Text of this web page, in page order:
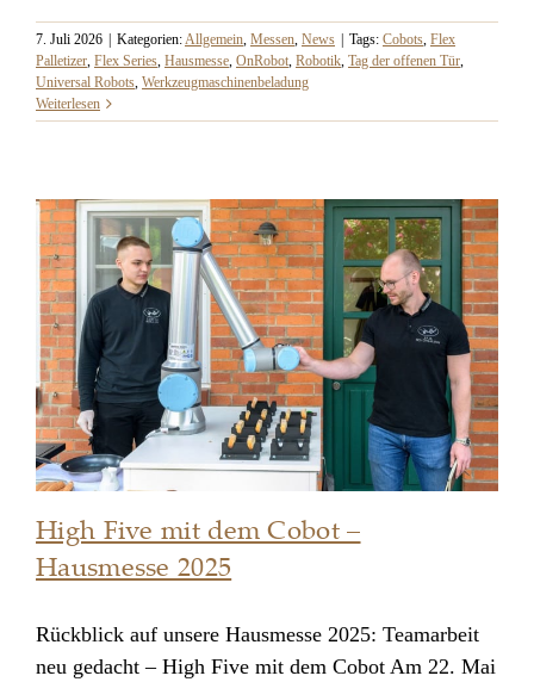
7. Juli 2026 Kategorien:Allgemein, Messen, News Tags: Cobots, Flex
Palletizer, Flex Series, Hausmesse, OnRobot, Robotik, Tag der offenen Tür,
Universal Robots, Werkzeugmaschinenbeladung
Weiterlesen
High Five mit dem Cobot –
High Five mit dem Cobot –
Hausmesse 2025
Rückblick auf unsere Hausmesse 2025: Teamarbeit
neu gedacht – High Five mit dem Cobot Am 22. Mai